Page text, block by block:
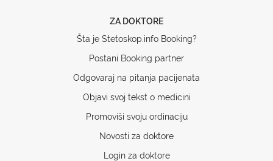
ZA DOKTORE
Šta je Stetoskop.info Booking?
Postani Booking partner
Odgovaraj na pitanja pacijenata
Objavi svoj tekst o medicini
Promoviši svoju ordinaciju
Novosti za doktore
Login za doktore